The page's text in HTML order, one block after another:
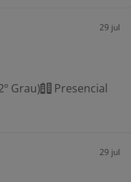
29 jul
Grau)
Presencial
29 jul